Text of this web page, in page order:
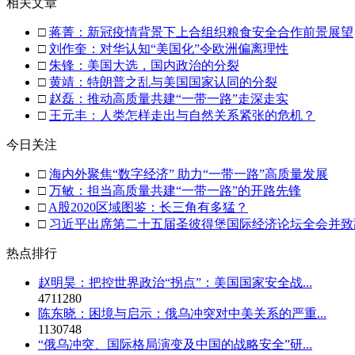
相关文章
□ 蒋菁：新冠疫情背景下上合组织粮食安全合作前景展望
□ 刘作奎：对华认知“美国化”令欧洲偏离理性
□ 朱锋：美国大选，国内政治的分裂
□ 黄靖：特朗普之乱与美国国家认同的分裂
□ 赵磊：推动高质量共建“一带一路”走深走实
□ 王元丰：人类怎样走出与自然关系紧张的危机？
今日关注
□ 海内外聚焦“数字经济” 助力“一带一路”高质量发展
□ 万敏：担当高质量共建“一带一路”的开路先锋
□ A股2020区域图鉴：长三角有多猛？
□ 习近平出席第二十五届圣彼得堡国际经济论坛全会并
热点排行
赵明昊：把控世界政治“拐点”：美国国家安全战...
4711280
陈东晓：困境与启示：俄乌冲突对中美关系的严重...
1130748
“俄乌冲突、国际格局演变及中国的战略安全”研...